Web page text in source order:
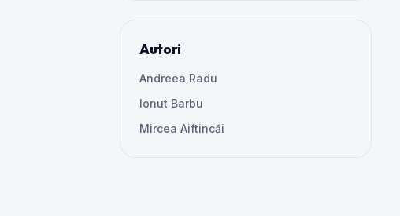
Autori
Andreea Radu
Ionut Barbu
Mircea Aiftincăi